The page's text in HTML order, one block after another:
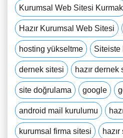
Kurumsal Web Sitesi Kurmak
Hazır Kurumsal Web Sitesi
hosting yükseltme Siteiste
dernek sitesi hazır dernek
site doğrulama google
android mail kurulumu
kurumsal firma sitesi